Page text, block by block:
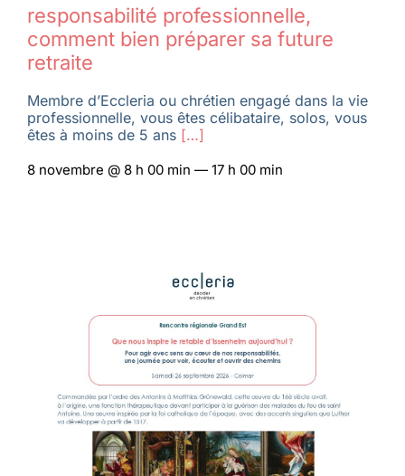
responsabilité professionnelle,
comment bien préparer sa future
retraite
Membre d’Eccleria ou chrétien engagé dans la vie
professionnelle, vous êtes célibataire, solos, vous
êtes à moins de 5 ans[…]
8 novembre @ 8 h 00 min — 17 h 00 min